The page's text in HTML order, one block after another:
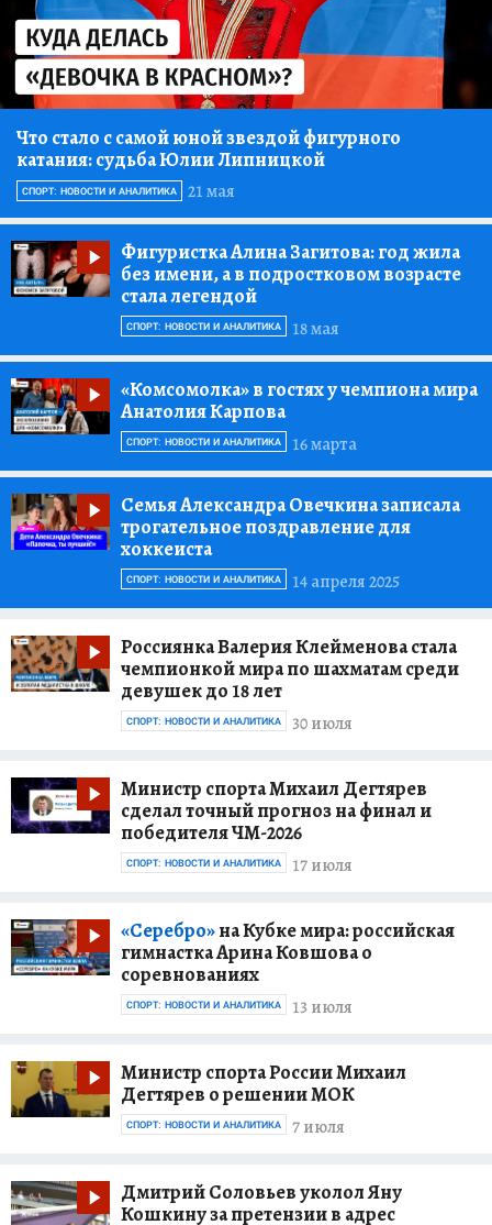
Что стало с самой юной звездой фигурного
катания: судьба Юлии Липницкой
21 мая
СПОРТ: НОВОСТИ И АНАЛИТИКА
Фигуристка Алина Загитова:год жила
без имени, а в подростковом возрасте
стала легендой
18 мая
СПОРТ: НОВОСТИ И АНАЛИТИКА
«Комсомолка»в гостях у чемпиона мира
Анатолия Карпова
16 марта
СПОРТ: НОВОСТИ И АНАЛИТИКА
Семья Александра Овечкина записала
трогательное поздравление для
хоккеиста
14 апреля 2025
СПОРТ: НОВОСТИ И АНАЛИТИКА
Россиянка Валерия Клейменова стала
чемпионкой мира по шахматам среди
девушек до 18 лет
30 июля
СПОРТ: НОВОСТИ И АНАЛИТИКА
Министр спорта Михаил Дегтярев
сделал точный прогноз на финал и
победителя ЧМ-2026
17 июля
СПОРТ: НОВОСТИ И АНАЛИТИКА
«Серебро»на Кубке мира: российская
гимнастка Арина Ковшова о
соревнованиях
13 июля
СПОРТ: НОВОСТИ И АНАЛИТИКА
Министр спорта России Михаил
Дегтярев о решении МОК
7 июля
СПОРТ: НОВОСТИ И АНАЛИТИКА
Дмитрий Соловьев уколол Яну
Кошкину за претензии в адрес